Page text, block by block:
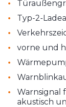
• Typ-2-
•
• vorne und
•
•
•
Warnsignal
akustisch